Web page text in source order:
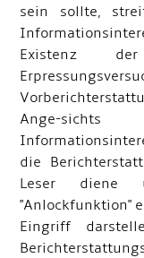
sein sollte,
Existenz
Ange-
die
Leser diene
"Anlockfunktion"
Eingriff